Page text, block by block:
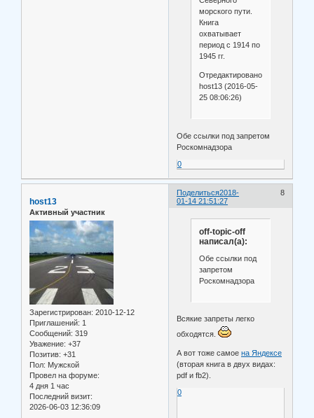
морского пути.
Книга
охватывает
период с 1914 по
1945 гг.
Отредактировано
host13 (2016-05-
25 08:06:26)
Обе ссылки под запретом
Роскомнадзора
0
Поделиться 8
2018-
01-14 21:51:27
host13
Активный участник
Зарегистрирован: 2010-12-12
Приглашений: 1
Сообщений: 319
Уважение: +37
Позитив: +31
Пол: Мужской
Провел на форуме:
4 дня 1 час
Последний визит:
2026-06-03 12:36:09
off-topic-off
написал(а):
Обе ссылки под
запретом
Роскомнадзора
Всякие запреты легко
обходятся.
А вот тоже самоена Яндексе
(вторая книга в двух видах:
pdf и fb2).
0